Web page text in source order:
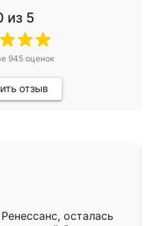
из 5
945оценок
отзыв
осталась